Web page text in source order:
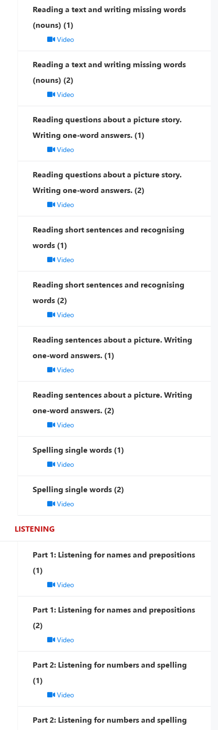
Reading a text and writing missing words
(nouns) (1)
Video
Reading a text and writing missing words
(nouns) (2)
Video
Reading questions about a picture story.
Writing one-word answers. (1)
Video
Reading questions about a picture story.
Writing one-word answers. (2)
Video
Reading short sentences and recognising
words (1)
Video
Reading short sentences and recognising
words (2)
Video
Reading sentences about a picture. Writing
one-word answers. (1)
Video
Reading sentences about a picture. Writing
one-word answers. (2)
Video
Spelling single words (1)
Video
Spelling single words (2)
Video
LISTENING
Part 1: Listening for names and prepositions
(1)
Video
Part 1: Listening for names and prepositions
(2)
Video
Part 2: Listening for numbers and spelling
(1)
Video
Part 2: Listening for numbers and spelling